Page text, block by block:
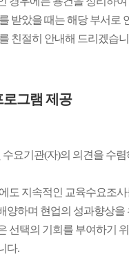
받았을 때는 해당 부서로
친절히 안내해 드리겠습
그램 제공
수요기관(자)의 의견을 수
도 지속적인 교육수요조
양하며 현업의 성과향상
선택의 기회를 부여하기
다.